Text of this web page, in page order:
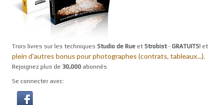
Trois livres sur les techniques Studio de Rue et Strobist- GRATUITS! et
plein d'autres bonus pour photographes (contrats, tableaux...).
Rejoignez plus de 30,000 abonnés
Se connecter avec: